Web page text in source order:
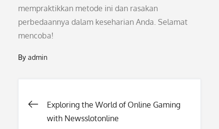
mempraktikkan metode ini dan rasakan
perbedaannya dalam keseharian Anda. Selamat
mencoba!
Byadmin
Post
Exploring the World of Online Gaming
with Newsslotonline